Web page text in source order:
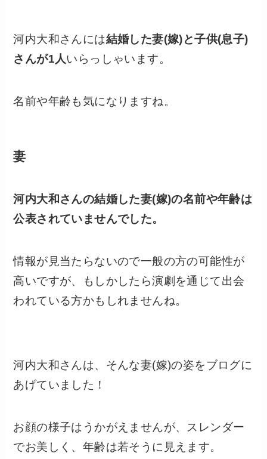
河内大和さんには結婚した妻(嫁)と子供(息子)
さんが1人いらっしゃいます。
名前や年齢も気になりますね。
妻
河内大和さんの結婚した妻(嫁)の名前や年齢は
公表されていませんでした。
情報が見当たらないので一般の方の可能性が
高いですが、もしかしたら演劇を通じて出会
われている方かもしれませんね。
河内大和さんは、そんな妻(嫁)の姿をブログに
あげていました！
お顔の様子はうかがえませんが、スレンダー
でお美しく、年齢は若そうに見えます。